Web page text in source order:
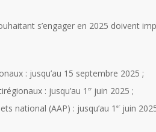
s’engager en 2025 doivent
: jusqu’au 15 septembre 2025 ;
: jusqu’au 1 erjuin 2025 ;
national (AAP) : jusqu’au 1 erjuin